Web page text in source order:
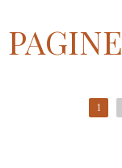
PAGINE
1